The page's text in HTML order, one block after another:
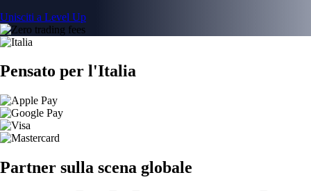
Unisciti a Level Up
Pensato per l'Italia
Partner sulla scena globale